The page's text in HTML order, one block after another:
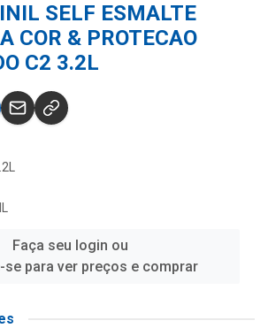
SELF ESMALTE
COR & PROTECAO
C2 3.2L
Faça seu login ou
se para ver preços e comprar